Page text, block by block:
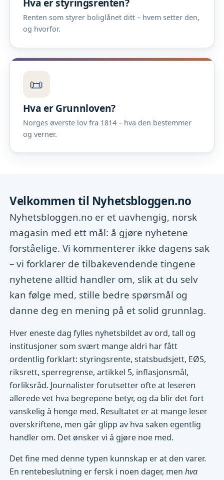
Hva er styringsrenten?
Renten som styrer boliglånet ditt – hvem setter den,
og hvorfor.
📜
Hva er Grunnloven?
Norges øverste lov fra 1814 – hva den bestemmer
og verner.
Velkommen til Nyhetsbloggen.no
Nyhetsbloggen.no er et uavhengig, norsk
magasin med ett mål: å gjøre nyhetene
forståelige. Vi kommenterer ikke dagens sak
– vi forklarer de tilbakevendende tingene
nyhetene alltid handler om, slik at du selv
kan følge med, stille bedre spørsmål og
danne deg en mening på et solid grunnlag.
Hver eneste dag fylles nyhetsbildet av ord, tall og
institusjoner som svært mange aldri har fått
ordentlig forklart: styringsrente, statsbudsjett, EØS,
riksrett, sperregrense, artikkel 5, inflasjonsmål,
forliksråd. Journalister forutsetter ofte at leseren
allerede vet hva begrepene betyr, og da blir det fort
vanskelig å henge med. Resultatet er at mange leser
overskriftene, men går glipp av hva saken egentlig
handler om. Det ønsker vi å gjøre noe med.
Det fine med denne typen kunnskap er at den varer.
En rentebeslutning er fersk i noen dager, menhva